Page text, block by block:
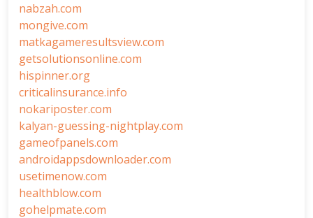
nabzah.com
mongive.com
matkagameresultsview.com
getsolutionsonline.com
hispinner.org
criticalinsurance.info
nokariposter.com
kalyan-guessing-nightplay.com
gameofpanels.com
androidappsdownloader.com
usetimenow.com
healthblow.com
gohelpmate.com